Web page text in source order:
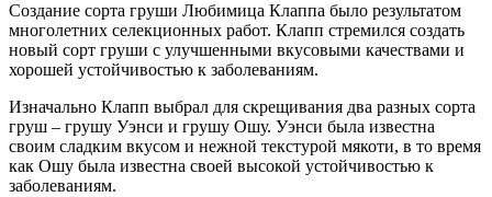
Создание сорта груши Любимица Клаппа было результатом
многолетних селекционных работ. Клапп стремился создать
новый сорт груши с улучшенными вкусовыми качествами и
хорошей устойчивостью к заболеваниям.
Изначально Клапп выбрал для скрещивания два разных сорта
груш – грушу Уэнси и грушу Ошу. Уэнси была известна
своим сладким вкусом и нежной текстурой мякоти, в то время
как Ошу была известна своей высокой устойчивостью к
заболеваниям.